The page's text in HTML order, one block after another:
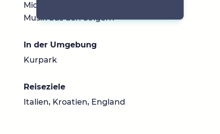
Michael Jackson, Adele Aktuelle Musik,
Musik aus den 80igern
In der Umgebung
Kurpark
Reiseziele
Italien, Kroatien, England